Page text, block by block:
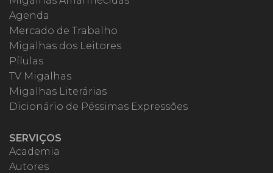
Agenda
Mercado de Trabalho
Migalhas dos Leitores
Pílulas
TV Migalhas
Migalhas Literárias
Dicionário de Péssimas Expressões
SERVIÇOS
Academia
Autores